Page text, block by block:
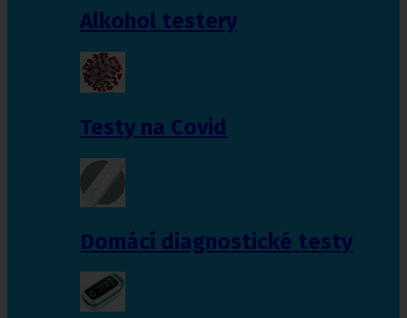
Alkohol testery
Testy na Covid
Domácí diagnostické testy